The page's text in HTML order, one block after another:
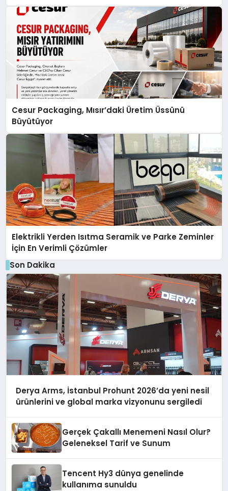
Cesur Packaging, Mısır’daki Üretim Üssünü
Büyütüyor
Elektrikli Yerden Isıtma Seramik ve Parke Zeminler
İçin En Verimli Çözümler
Son Dakika
Derya Arms, İstanbul Prohunt 2026’da yeni nesil
ürünlerini ve global marka vizyonunu sergiledi
Gerçek Çakallı Menemeni Nasıl Olur?
Geleneksel Tarif ve Sunum
Tencent Hy3 dünya genelinde
kullanıma sunuldu